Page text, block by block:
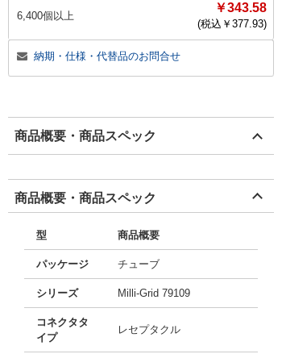
6,400個以上
￥343.58
(税込￥ 377.93)
納期・仕様・代替品のお問合せ
商品概要・商品スペック
商品概要・商品スペック
型 商品概要
パッケージ チューブ
シリーズ Milli-Grid 79109
コネクタタ
イプ
レセプタクル